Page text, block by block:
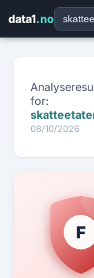
Få
Fyll ut
🛡️
ORG.NR
TELEFON
data1.no
for:
08/10/2026
F